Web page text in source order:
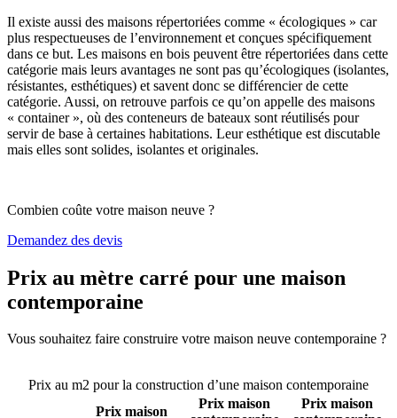
Il existe aussi des maisons répertoriées comme « écologiques » car
plus respectueuses de l’environnement et conçues spécifiquement
dans ce but. Les maisons en bois peuvent être répertoriées dans cette
catégorie mais leurs avantages ne sont pas qu’écologiques (isolantes,
résistantes, esthétiques) et savent donc se différencier de cette
catégorie. Aussi, on retrouve parfois ce qu’on appelle des maisons
« container », où des conteneurs de bateaux sont réutilisés pour
servir de base à certaines habitations. Leur esthétique est discutable
mais elles sont solides, isolantes et originales.
Combien coûte votre maison neuve ?
Demandez des devis
Prix au mètre carré pour une maison
contemporaine
Vous souhaitez faire construire votre maison neuve contemporaine ?
Prix au m2 pour la construction d’une maison contemporaine
Prix maison
Prix maison
Prix maison